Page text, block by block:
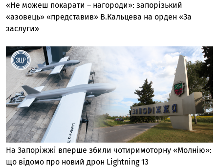
«Не можеш покарати – нагороди»: запорізький
«азовець» «представив» В.Кальцева на орден «За
заслуги»
На Запоріжжі вперше збили чотиримоторну «Молнію»:
що відомо про новий дрон Lightning 13